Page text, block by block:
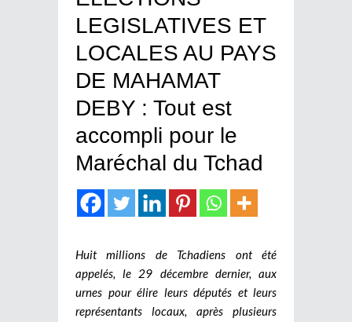
LEGISLATIVES ET
LOCALES AU PAYS
DE MAHAMAT
DEBY : Tout est
accompli pour le
Maréchal du Tchad
Huit millions de Tchadiens ont été
appelés, le 29 décembre dernier, aux
urnes pour élire leurs députés et leurs
représentants locaux, après plusieurs